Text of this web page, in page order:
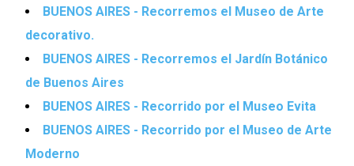
BUENOS AIRES - Recorremos el Museo de Arte
decorativo.
BUENOS AIRES - Recorremos el Jardín Botánico
de Buenos Aires
BUENOS AIRES - Recorrido por el Museo Evita
BUENOS AIRES - Recorrido por el Museo de Arte
Moderno